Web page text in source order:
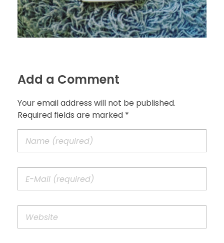
Add a Comment
Your email address will not be published.
Required fields are marked *